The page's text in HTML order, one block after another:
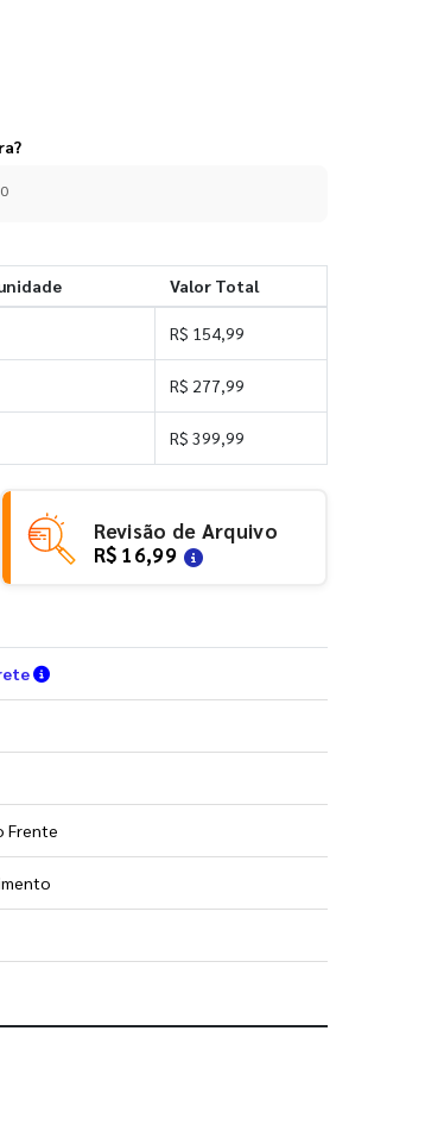
Valor Total
R$ 154,99
R$ 277,99
R$ 399,99
Revisão de Arquivo
R$ 16,99
Verifique as condições de entrega
Frente
gabaritos